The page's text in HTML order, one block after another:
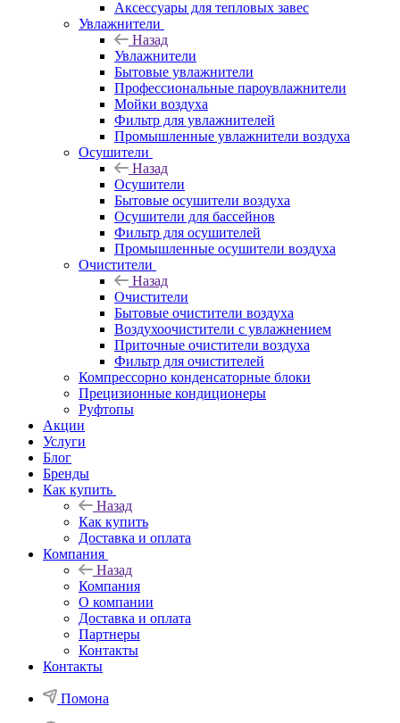
Аксессуары для тепловых завес
Увлажнители
Назад
Увлажнители
Бытовые увлажнители
Профессиональные пароувлажнители
Мойки воздуха
Фильтр для увлажнителей
Промышленные увлажнители воздуха
Осушители
Назад
Осушители
Бытовые осушители воздуха
Осушители для бассейнов
Фильтр для осушителей
Промышленные осушители воздуха
Очистители
Назад
Очистители
Бытовые очистители воздуха
Воздухоочистители с увлажнением
Приточные очистители воздуха
Фильтр для очистителей
Компрессорно конденсаторные блоки
Прецизионные кондиционеры
Руфтопы
Акции
Услуги
Блог
Бренды
Как купить
Назад
Как купить
Доставка и оплата
Компания
Назад
Компания
О компании
Доставка и оплата
Партнеры
Контакты
Контакты
Помона